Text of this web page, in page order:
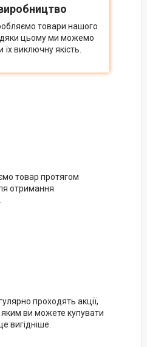
товари нашого
цьому ми можемо
виключну якість.
товар протягом
отримання
проходять акції,
ви можете купувати
вигідніше.